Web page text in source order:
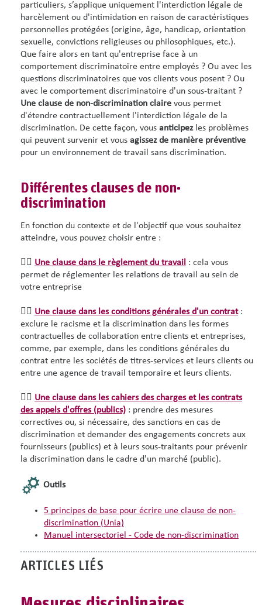
particuliers, s’applique uniquement l'interdiction légale de
harcèlement ou d'intimidation en raison de caractéristiques
personnelles protégées (origine, âge, handicap, orientation
sexuelle, convictions religieuses ou philosophiques, etc.).
Que faire alors en tant qu'entreprise face à un
comportement discriminatoire entre employés ? Ou avec les
questions discriminatoires que vos clients vous posent ? Ou
avec le comportement discriminatoire d'un sous-traitant ?
Une clause de non-discrimination claire vous permet
d'étendre contractuellement l'interdiction légale de la
discrimination. De cette façon, vous anticipezles problèmes
qui peuvent survenir et vous agissez de manière préventive
pour un environnement de travail sans discrimination.
Différentes clauses de non-
discrimination
En fonction du contexte et de l'objectif que vous souhaitez
atteindre, vous pouvez choisir entre :
👉🏻 Une clause dans le règlement du travail : cela vous
permet de réglementer les relations de travail au sein de
votre entreprise
👉🏽 Une clause dans les conditions générales d'un contrat:
exclure le racisme et la discrimination dans les formes
contractuelles de collaboration entre clients et entreprises,
comme, par exemple, dans les conditions générales du
contrat entre les sociétés de titres-services et leurs clients ou
entre une agence de travail temporaire et leurs clients.
👉🏿 Une clause dans les cahiers des charges et les contrats
des appels d'offres (publics) : prendre des mesures
correctives ou, si nécessaire, des sanctions en cas de
discrimination et demander des engagements concrets aux
fournisseurs (publics) et à leurs sous-traitants pour prévenir
la discrimination dans le cadre d'un marché (public).
Outils
5 principes de base pour écrire une clause de non-
discrimination (Unia)
Manuel intersectoriel - Code de non-discrimination
ARTICLES LIÉS